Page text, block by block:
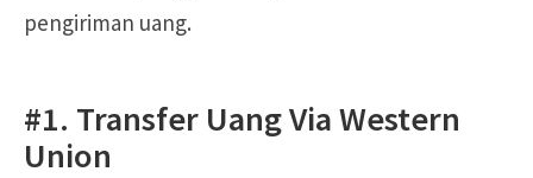
pengiriman uang.
#1. Transfer Uang Via Western
Union